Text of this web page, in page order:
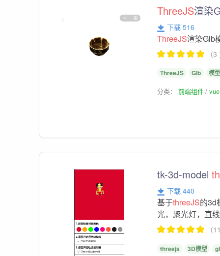
ThreeJS渲染
下载 516
ThreeJS渲染Glb
（
ThreeJS Glb 模
分类：前端组件
tk-3d-model
下载 440
基于threeJS的3d
光，聚光灯，直
（
threejs 3D模型